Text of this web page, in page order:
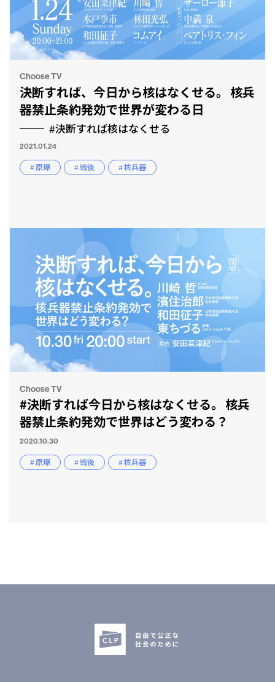
CLP市民と
Choose TV
決断すれば、今日から核はなくせる。 核兵
器禁止条約発効で世界が変わる日
#決断すれば核はなくせる
2021.01.24
# 原爆 # 戦後 # 核兵器
Choose TV
#決断すれば今日から核はなくせる。 核兵
器禁止条約発効で世界はどう変わる？
2020.10.30
# 原爆 # 戦後 # 核兵器